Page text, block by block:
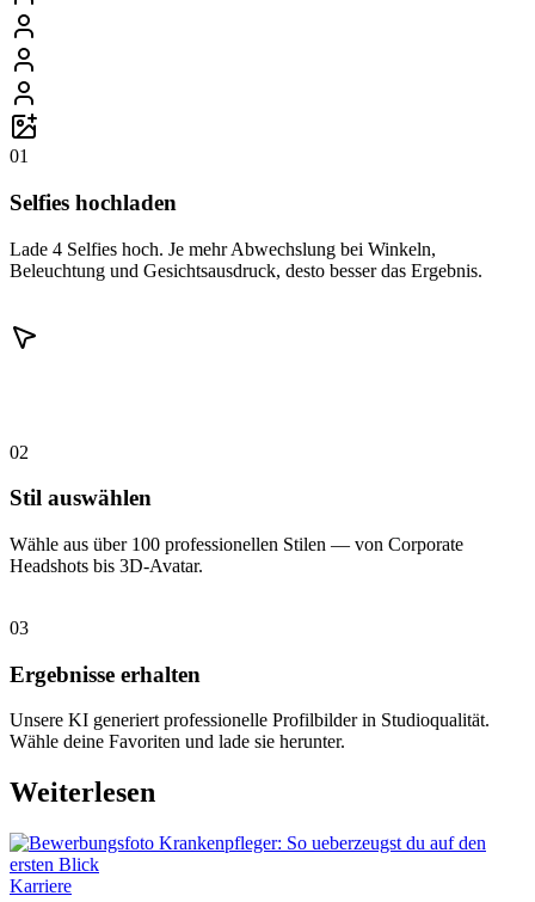
01
Selfies hochladen
Lade 4 Selfies hoch. Je mehr Abwechslung bei Winkeln,
Beleuchtung und Gesichtsausdruck, desto besser das Ergebnis.
02
Stil auswählen
Wähle aus über 100 professionellen Stilen — von Corporate
Headshots bis 3D-Avatar.
03
Ergebnisse erhalten
Unsere KI generiert professionelle Profilbilder in Studioqualität.
Wähle deine Favoriten und lade sie herunter.
Weiterlesen
Karriere